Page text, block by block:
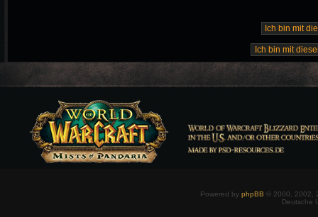
Powered by phpBB © 2000, 2002,
Deutsche